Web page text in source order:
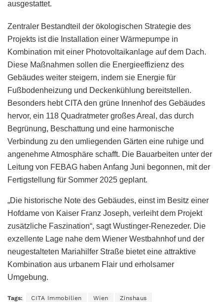
ausgestattet.
Zentraler Bestandteil der ökologischen Strategie des
Projekts ist die Installation einer Wärmepumpe in
Kombination mit einer Photovoltaikanlage auf dem Dach.
Diese Maßnahmen sollen die Energieeffizienz des
Gebäudes weiter steigern, indem sie Energie für
Fußbodenheizung und Deckenkühlung bereitstellen.
Besonders hebt CITA den grüne Innenhof des Gebäudes
hervor, ein 118 Quadratmeter großes Areal, das durch
Begrünung, Beschattung und eine harmonische
Verbindung zu den umliegenden Gärten eine ruhige und
angenehme Atmosphäre schafft. Die Bauarbeiten unter der
Leitung von FEBAG haben Anfang Juni begonnen, mit der
Fertigstellung für Sommer 2025 geplant.
„Die historische Note des Gebäudes, einst im Besitz einer
Hofdame von Kaiser Franz Joseph, verleiht dem Projekt
zusätzliche Faszination“, sagt Wustinger-Renezeder. Die
exzellente Lage nahe dem Wiener Westbahnhof und der
neugestalteten Mariahilfer Straße bietet eine attraktive
Kombination aus urbanem Flair und erholsamer
Umgebung.
Tags: CITA Immobilien Wien Zinshaus